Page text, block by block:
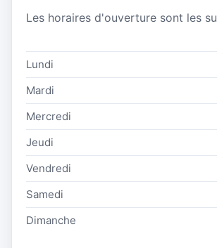
Les horaires d'ouverture sont les
Lundi
Mardi
Mercredi
Jeudi
Vendredi
Samedi
Dimanche